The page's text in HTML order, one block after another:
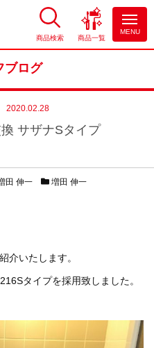
商品検索 商品一覧
MENU
ブログ
2020.02.28
サザナSタイプ
者
田 伸一 スタッフブログカテゴリー
増田 伸一
介いたします。
タイプを採用致しました。